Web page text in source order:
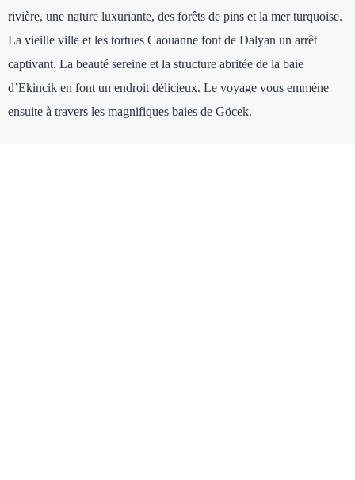
rivière, une nature luxuriante, des forêts de pins et la mer turquoise.
La vieille ville et les tortues Caouanne font de Dalyan un arrêt
captivant. La beauté sereine et la structure abritée de la baie
d’Ekincik en font un endroit délicieux. Le voyage vous emmène
ensuite à travers les magnifiques baies de Göcek.